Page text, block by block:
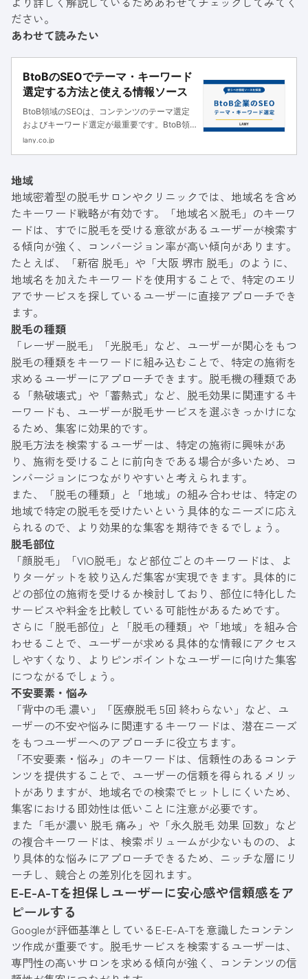
ださい。
あわせて読みたい
BtoBのSEOでテーマ・キーワード
選定する方法と使える情報ソース
BtoB領域のSEOは、コンテンツのテーマ選定
およびキーワード選定が最重要です。BtoB領
域でSEOを行なっていく上で使える情報ソース
lany.co.jp
地域
地域密着型の脱毛サロンやクリニックでは、地域名を含め
たキーワード戦略が有効です。「地域名×脱毛」のキーワ
ードは、すでに脱毛を受ける意欲があるユーザーが検索す
る傾向が強く、コンバージョン率が高い傾向があります。
たとえば、「新宿 脱毛」や「大阪 堺市 脱毛」のように、
地域名を加えたキーワードを使用することで、特定のエリ
アでサービスを探しているユーザーに直接アプローチでき
ます。
脱毛の種類
「レーザー脱毛」「光脱毛」など、ユーザーが関心をもつ
脱毛の種類をキーワードに組み込むことで、特定の施術を
求めるユーザーにアプローチできます。脱毛機の種類であ
る「熱破壊式」や「蓄熱式」など、脱毛効果に関連するキ
ーワードも、ユーザーが脱毛サービスを選ぶきっかけにな
るため、集客に効果的です。
脱毛方法を検索するユーザーは、特定の施術に興味があ
り、施術を受けることに前向きである場合が多いため、コ
ンバージョンにつながりやすいと考えられます。
また、「脱毛の種類」と「地域」の組み合わせは、特定の
地域で特定の脱毛を受けたいという具体的なニーズに応え
られるので、より効果的な集客を期待できるでしょう。
脱毛部位
「顔脱毛」「VIO脱毛」など部位ごとのキーワードは、よ
りターゲットを絞り込んだ集客が実現できます。具体的に
どの部位の施術を受けるか検討しており、部位に特化した
サービスや料金を比較している可能性があるためです。
さらに「脱毛部位」と「脱毛の種類」や「地域」を組み合
わせることで、ユーザーが求める具体的な情報にアクセス
しやすくなり、よりピンポイントなユーザーに向けた集客
につながるでしょう。
不安要素・悩み
「背中の毛 濃い」「医療脱毛 5回 終わらない」など、ユ
ーザーの不安や悩みに関連するキーワードは、潜在ニーズ
をもつユーザーへのアプローチに役立ちます。
「不安要素・悩み」のキーワードは、信頼性のあるコンテ
ンツを提供することで、ユーザーの信頼を得られるメリッ
トがありますが、地域名での検索でヒットしにくいため、
集客における即効性は低いことに注意が必要です。
また「毛が濃い 脱毛 痛み」や「永久脱毛 効果 回数」など
の複合キーワードは、検索ボリュームが少ないものの、よ
り具体的な悩みにアプローチできるため、ニッチな層にリ
ーチし、競合との差別化を図れます。
E-E-A-Tを担保しユーザーに安心感や信頼感をア
ピールする
Googleが評価基準としているE-E-A-Tを意識したコンテン
ツ作成が重要です。脱毛サービスを検索するユーザーは、
専門性の高いサロンを求める傾向が強く、コンテンツの信